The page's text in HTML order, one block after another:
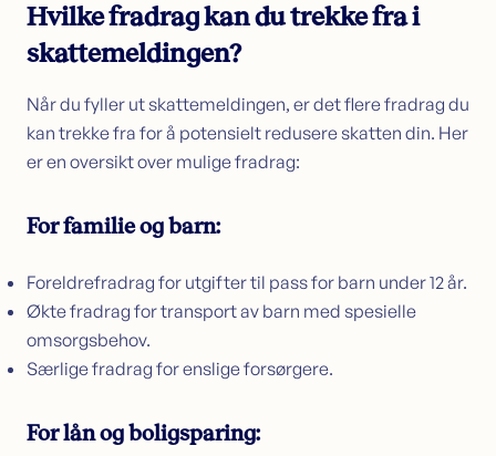
Hvilke fradrag kan du trekke fra i
skattemeldingen?
Når du fyller ut skattemeldingen, er det flere fradrag du
kan trekke fra for å potensielt redusere skatten din. Her
er en oversikt over mulige fradrag:
For familie og barn:
Foreldrefradrag for utgifter til pass for barn under 12 år.
Økte fradrag for transport av barn med spesielle
omsorgsbehov.
Særlige fradrag for enslige forsørgere.
For lån og boligsparing: